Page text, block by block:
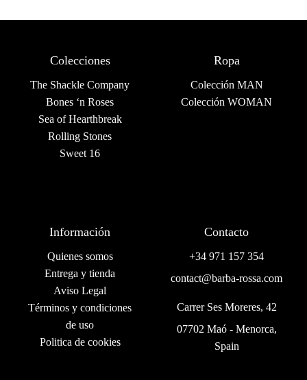
Colecciones
The Shackle Company
Bones ‘n Roses
Sea of Hearthbreak
Rolling Stones
Sweet 16
Ropa
Colección MAN
Colección WOMAN
Información
Quienes somos
Entrega y tienda
Aviso Legal
Términos y condiciones
de uso
Politica de cookies
Contacto
+34 971 157 354
contact@barba-rossa.com
Carrer Ses Moreres, 42
07702 Maó - Menorca,
Spain